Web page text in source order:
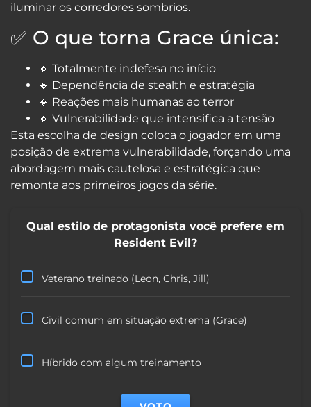
iluminar os corredores sombrios.
✅ O que torna Grace única:
🔸 Totalmente indefesa no início
🔸 Dependência de stealth e estratégia
🔸 Reações mais humanas ao terror
🔸 Vulnerabilidade que intensifica a tensão
Esta escolha de design coloca o jogador em uma
posição de extrema vulnerabilidade, forçando uma
abordagem mais cautelosa e estratégica que
remonta aos primeiros jogos da série.
Qual estilo de protagonista você prefere em
Resident Evil?
Veterano treinado (Leon, Chris, Jill)
Civil comum em situação extrema (Grace)
Híbrido com algum treinamento